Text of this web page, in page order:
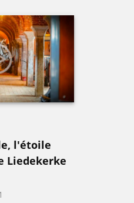
l'étoile
Liedekerke